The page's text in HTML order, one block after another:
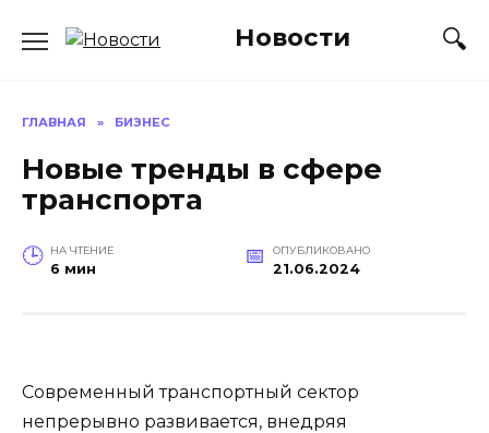
Новости
ГЛАВНАЯ » БИЗНЕС
Новые тренды в сфере
транспорта
НА ЧТЕНИЕ
6 мин
ОПУБЛИКОВАНО
21.06.2024
Современный транспортный сектор
непрерывно развивается, внедряя